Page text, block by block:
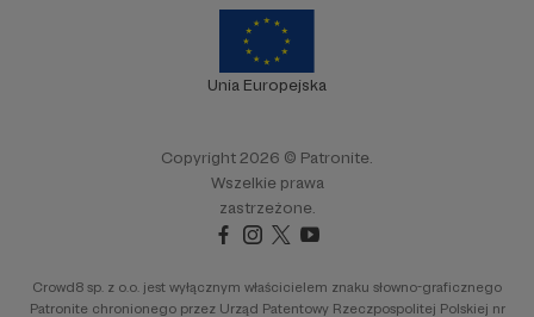
Unia Europejska
Copyright 2026 © Patronite.
Wszelkie prawa
zastrzeżone.
Crowd8 sp. z o.o. jest wyłącznym właścicielem znaku słowno-graficznego
Patronite chronionego przez Urząd Patentowy Rzeczpospolitej Polskiej nr